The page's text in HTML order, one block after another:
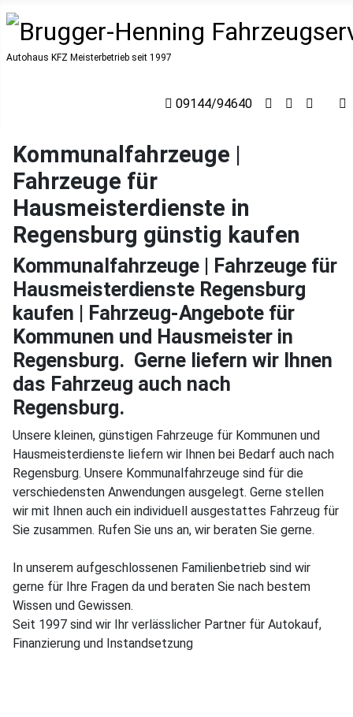
Autohaus KFZ Meisterbetrieb seit 1997
09144/94640
Kommunalfahrzeuge |
Fahrzeuge für
Hausmeisterdienste in
Regensburg günstig kaufen
Kommunalfahrzeuge | Fahrzeuge für
Hausmeisterdienste Regensburg
kaufen | Fahrzeug-Angebote für
Kommunen und Hausmeister in
Regensburg. Gerne liefern wir Ihnen
das Fahrzeug auch nach
Regensburg.
Unsere kleinen, günstigen Fahrzeuge für Kommunen und
Hausmeisterdienste liefern wir Ihnen bei Bedarf auch nach
Regensburg. Unsere Kommunalfahrzeuge sind für die
verschiedensten Anwendungen ausgelegt. Gerne stellen
wir mit Ihnen auch ein individuell ausgestattes Fahrzeug für
Sie zusammen. Rufen Sie uns an, wir beraten Sie gerne.
In unserem aufgeschlossenen Familienbetrieb sind wir
gerne für Ihre Fragen da und beraten Sie nach bestem
Wissen und Gewissen.
Seit 1997 sind wir Ihr verlässlicher Partner für Autokauf,
Finanzierung und Instandsetzung